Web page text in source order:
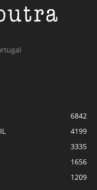
6842
4199
3335
1656
1209